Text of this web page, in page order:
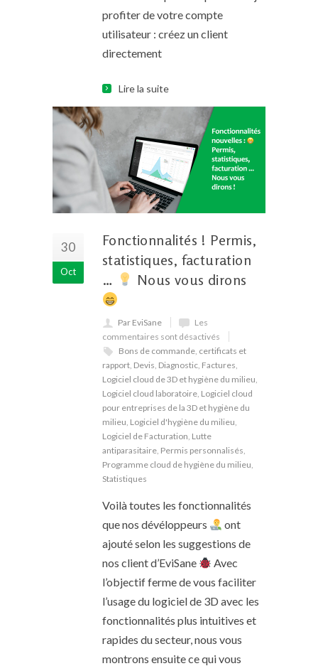
profiter de votre compte
utilisateur : créez un client
directement
Lire la suite
30
Oct
Fonctionnalités ! Permis,
statistiques, facturation
…
Nous vous dirons
Par EviSane
Les
commentaires sont désactivés
Bons de commande, certificats et
rapport, Devis, Diagnostic, Factures,
Logiciel cloud de 3D et hygiène du milieu,
Logiciel cloud laboratoire, Logiciel cloud
pour entreprises de la 3D et hygiène du
milieu, Logiciel d'hygiène du milieu,
Logiciel de Facturation, Lutte
antiparasitaire, Permis personnalisés,
Programme cloud de hygiène du milieu,
Statistiques
Voilà toutes les fonctionnalités
que nos dévéloppeurs
ont
ajouté selon les suggestions de
nos client d’EviSane
Avec
l’objectif ferme de vous faciliter
l’usage du logiciel de 3D avec les
fonctionnalités plus intuitives et
rapides du secteur, nous vous
montrons ensuite ce qui vous